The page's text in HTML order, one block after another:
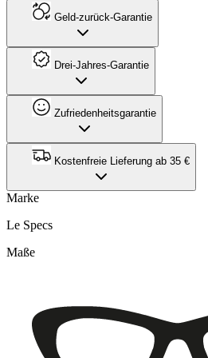
Geld-zurück-Garantie
Drei-Jahres-Garantie
Zufriedenheitsgarantie
Kostenfreie Lieferung ab 35 €
Marke
Le Specs
Maße